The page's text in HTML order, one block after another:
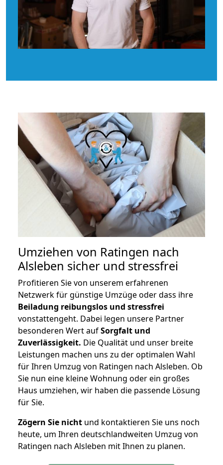
Umziehen von Ratingen nach
Alsleben sicher und stressfrei
Profitieren Sie von unserem erfahrenen
Netzwerk für günstige Umzüge oder dass ihre
Beiladung reibungslos und stressfrei
vonstattengeht. Dabei legen unsere Partner
besonderen Wert aufSorgfalt und
Zuverlässigkeit. Die Qualität und unser breite
Leistungen machen uns zu der optimalen Wahl
für Ihren Umzug von Ratingen nach Alsleben. Ob
Sie nun eine kleine Wohnung oder ein großes
Haus umziehen, wir haben die passende Lösung
für Sie.
Zögern Sie nicht und kontaktieren Sie uns noch
heute, um Ihren deutschlandweiten Umzug von
Ratingen nach Alsleben mit Ihnen zu planen.